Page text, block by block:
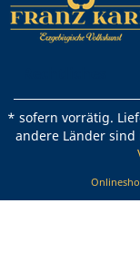
* sofern vorrätig.
andere Länder